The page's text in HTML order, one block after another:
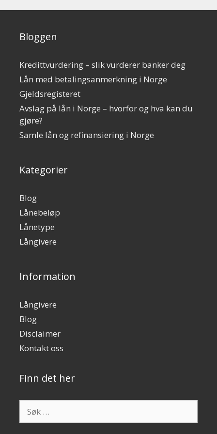
Bloggen
Kredittvurdering – slik vurderer banker deg
Lån med betalingsanmerkning i Norge
Gjeldsregisteret
Avslag på lån i Norge – hvorfor og hva kan du
gjøre?
Samle lån og refinansiering i Norge
Kategorier
Blog
Lånebeløp
Lånetype
Långivere
Information
Långivere
Blog
Disclaimer
Kontakt oss
Finn det her
etter: